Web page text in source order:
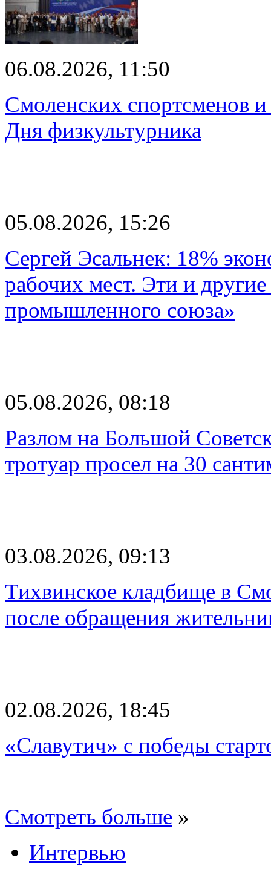
06.08.2026, 11:50
Смоленских спортсменов
Дня физкультурника
05.08.2026, 15:26
Сергей Эсальнек: 18%
рабочих мест. Эти и
промышленного союза»
05.08.2026, 08:18
Разлом на Большой
тротуар просел на 30
03.08.2026, 09:13
Тихвинское кладбище в
после обращения
02.08.2026, 18:45
«Славутич» с победы
Смотреть больше »
Интервью